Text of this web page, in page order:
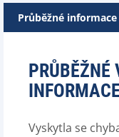
Průběžné informace
PRŮBĚŽNÉ
Vyskytla se